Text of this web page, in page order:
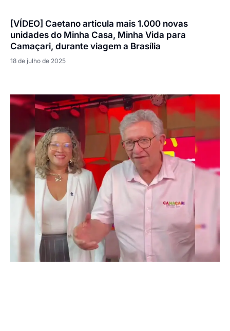
[VÍDEO] Caetano articula mais 1.000 novas
unidades do Minha Casa, Minha Vida para
Camaçari, durante viagem a Brasília
18 de julho de 2025